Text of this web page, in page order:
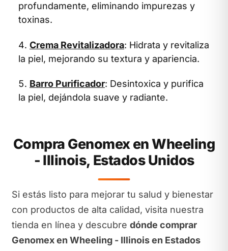
profundamente, eliminando impurezas y
toxinas.
Crema Revitalizadora: Hidrata y revitaliza
la piel, mejorando su textura y apariencia.
Barro Purificador: Desintoxica y purifica
la piel, dejándola suave y radiante.
Compra Genomex en Wheeling
- Illinois, Estados Unidos
Si estás listo para mejorar tu salud y bienestar
con productos de alta calidad, visita nuestra
tienda en línea y descubre dónde comprar
Genomex en Wheeling - Illinois en Estados